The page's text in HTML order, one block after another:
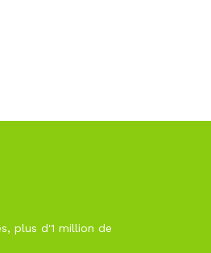
plus d'1 million de